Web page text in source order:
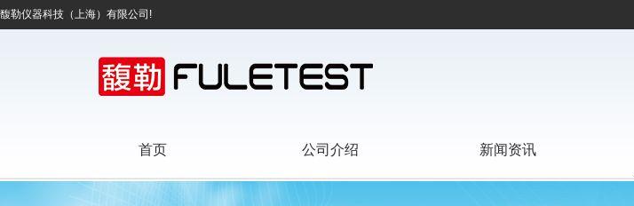
馥勒仪器科技（上海）有限公司!
首页 公司介绍 新闻资讯